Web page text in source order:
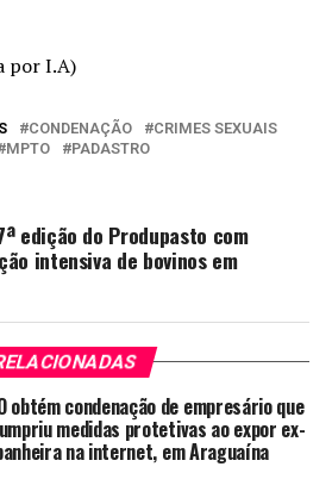
por I.A)
CONDENAÇÃO
CRIMES SEXUAIS
MPTO PADASTRO
edição do Produpasto com
intensiva de bovinos em
obtém condenação de empresário que
medidas protetivas ao expor ex-
na internet, em Araguaína